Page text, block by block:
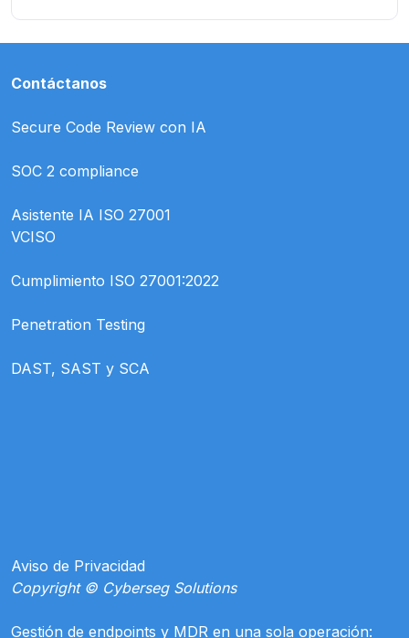
Contáctanos
Secure Code Review con IA
SOC 2 compliance
Asistente IA ISO 27001
VCISO
Cumplimiento ISO 27001:2022
Penetration Testing
DAST, SAST y SCA
Aviso de Privacidad
Copyright © Cyberseg Solutions
Gestión de endpoints y MDR en una sola operación: